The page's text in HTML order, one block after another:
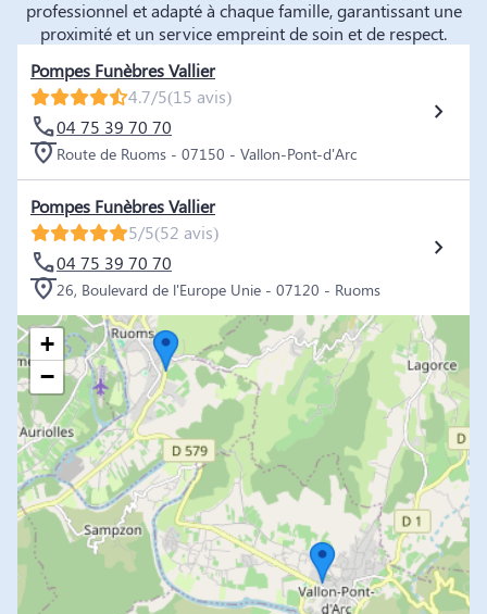
professionnel et adapté à chaque famille, garantissant une
proximité et un service empreint de soin et de respect.
Pompes Funèbres Vallier
4.7/5(15 avis)
04 75 39 70 70
Route de Ruoms - 07150 - Vallon-Pont-d'Arc
Pompes Funèbres Vallier
5/5(52 avis)
04 75 39 70 70
26, Boulevard de l'Europe Unie - 07120 - Ruoms
+
−